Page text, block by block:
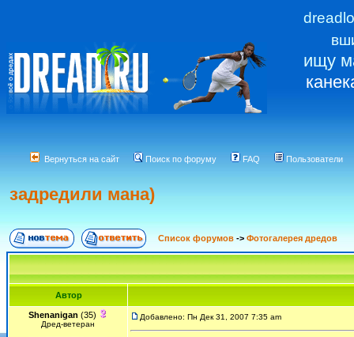
ищу
Вернуться на сайт Поиск по форуму FAQ Пользователи
задредили мана)
Список форумов -> Фотогалерея дредов
Автор
Shenanigan (35)
Дред-ветеран
Добавлено: Пн Дек 31, 2007 7:35 am